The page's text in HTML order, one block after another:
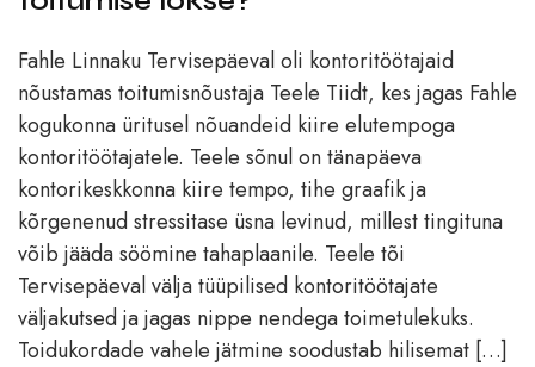
Fahle Linnaku Tervisepäeval oli kontoritöötajaid
nõustamas toitumisnõustaja Teele Tiidt, kes jagas Fahle
kogukonna üritusel nõuandeid kiire elutempoga
kontoritöötajatele. Teele sõnul on tänapäeva
kontorikeskkonna kiire tempo, tihe graafik ja
kõrgenenud stressitase üsna levinud, millest tingituna
võib jääda söömine tahaplaanile. Teele tõi
Tervisepäeval välja tüüpilised kontoritöötajate
väljakutsed ja jagas nippe nendega toimetulekuks.
Toidukordade vahele jätmine soodustab hilisemat […]